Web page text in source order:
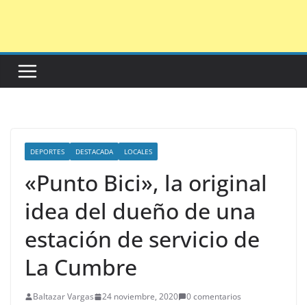
DEPORTES DESTACADA LOCALES
«Punto Bici», la original
idea del dueño de una
estación de servicio de
La Cumbre
Baltazar Vargas 24 noviembre, 2020 0 comentarios